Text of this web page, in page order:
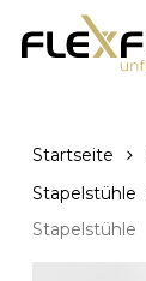
Hauptinhalt
Startseite
Stapelstühle
Stapelstühle